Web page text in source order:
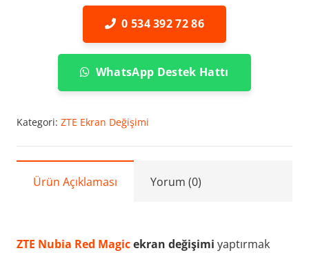
0 534 392 72 86
WhatsApp Destek Hattı
Kategori: ZTE Ekran Değişimi
Ürün Açıklaması Yorum (0)
ZTE Nubia Red Magicekran değişimi yaptırmak